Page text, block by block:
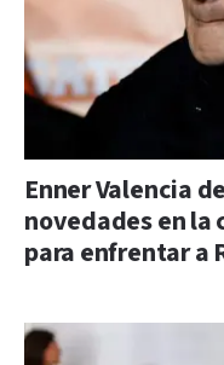
Enner Valencia
novedades en la
para enfrentar a